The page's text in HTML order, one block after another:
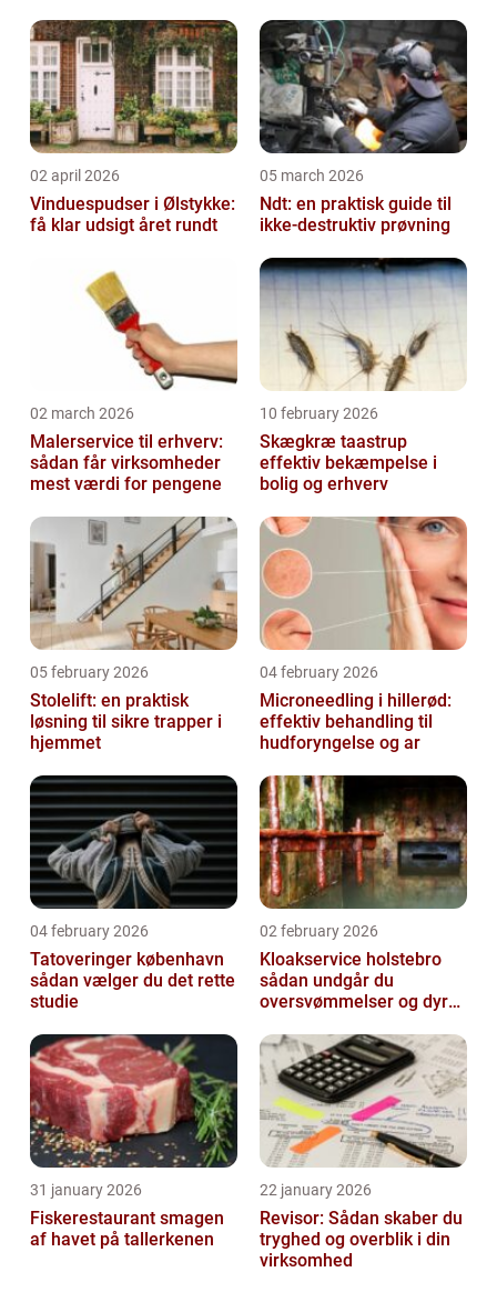
02 april 2026
Vinduespudser i Ølstykke:
få klar udsigt året rundt
05 march 2026
Ndt: en praktisk guide til
ikke-destruktiv prøvning
02 march 2026
Malerservice til erhverv:
sådan får virksomheder
mest værdi for pengene
10 february 2026
Skægkræ taastrup
effektiv bekæmpelse i
bolig og erhverv
05 february 2026
Stolelift: en praktisk
løsning til sikre trapper i
hjemmet
04 february 2026
Microneedling i hillerød:
effektiv behandling til
hudforyngelse og ar
04 february 2026
Tatoveringer københavn
sådan vælger du det rette
studie
02 february 2026
Kloakservice holstebro
sådan undgår du
oversvømmelser og dyre
31 january 2026
Fiskerestaurant smagen
af havet på tallerkenen
22 january 2026
Revisor: Sådan skaber du
tryghed og overblik i din
virksomhed